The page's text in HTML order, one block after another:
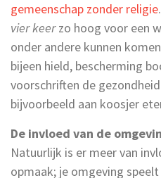
gemeenschap zonder religie
vier keerzo hoog voor een
onder andere kunnen
bijeen hield, bescherming
voorschriften de
bijvoorbeeld aan koosjer
De invloed van de
Natuurlijk is er meer van
opmaak; je omgeving